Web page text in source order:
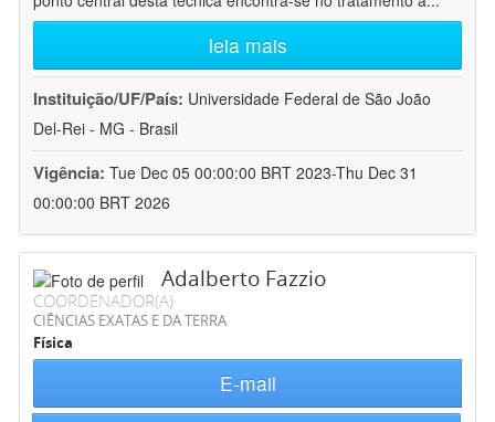
leia mais
Instituição/UF/País: Universidade Federal de São João
Del-Rei - MG - Brasil
Vigência: Tue Dec 05 00:00:00 BRT 2023-Thu Dec 31
00:00:00 BRT 2026
Adalberto Fazzio
COORDENADOR(A)
CIÊNCIAS EXATAS E DA TERRA
Física
E-mail